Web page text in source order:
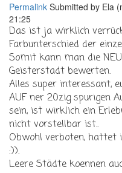
Permalink Submitted by Ela
21:25
Das ist ja wirklich
Farbunterschied der
Somit kann man die
Geisterstadt bewerten.
Alles super interessant,
AUF ner 20zig spurigen
sein, ist wirklich ein
nicht vorstellbar ist..
Obwohl verboten, hattet
:)).
Leere Städte koennen